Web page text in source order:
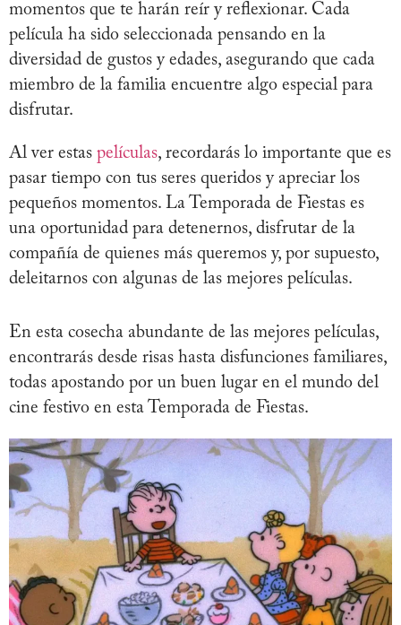
momentos que te harán reír y reflexionar. Cada
película ha sido seleccionada pensando en la
diversidad de gustos y edades, asegurando que cada
miembro de la familia encuentre algo especial para
disfrutar.
Al ver estas películas, recordarás lo importante que es
pasar tiempo con tus seres queridos y apreciar los
pequeños momentos. La Temporada de Fiestas es
una oportunidad para detenernos, disfrutar de la
compañía de quienes más queremos y, por supuesto,
deleitarnos con algunas de las mejores películas.
En esta cosecha abundante de las mejores películas,
encontrarás desde risas hasta disfunciones familiares,
todas apostando por un buen lugar en el mundo del
cine festivo en esta Temporada de Fiestas.